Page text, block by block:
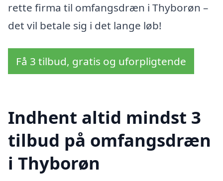
rette firma til omfangsdræn i Thyborøn –
det vil betale sig i det lange løb!
Få 3 tilbud, gratis og uforpligtende
Indhent altid mindst 3
tilbud på omfangsdræn
i Thyborøn